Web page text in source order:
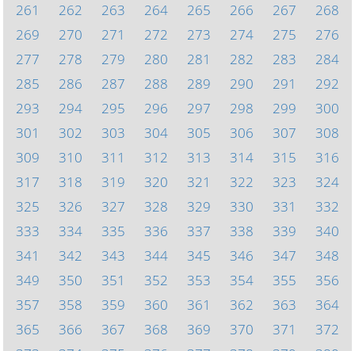
261
262 263 264 265 266 267
268
269
270 271 272 273 274 275
276
277
278 279 280 281 282 283
284
285
286 287 288 289 290 291
292
293
294 295 296 297 298 299
300
301
302 303 304 305 306 307
308
309
310 311 312 313 314 315
316
317
318 319 320 321 322 323
324
325
326 327 328 329 330 331
332
333
334 335 336 337 338 339
340
341
342 343 344 345 346 347
348
349
350 351 352 353 354 355
356
357
358 359 360 361 362 363
364
365
366 367 368 369 370 371
372